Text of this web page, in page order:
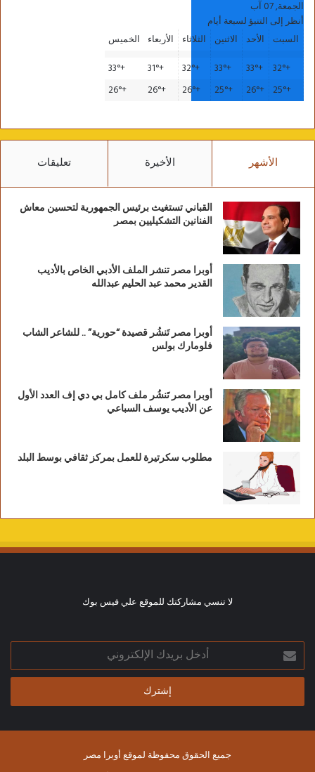
الجمعة, 07 آب
أنظر إلى التنبؤ لسبعة أيام
السبت
الأحد الاثنين الثلاثاء الأربعاء
الخميس
+
32°
+
33°
+
33°
+
32°
+
31°
+
33°
+
25°
+
26°
+
25°
+
26°
+
26°
+
26°
الأشهر الأخيرة تعليقات
القباني تستغيث برئيس الجمهورية لتحسين معاش
الفنانين التشكيليين بمصر
أوبرا مصر تنشر الملف الأدبي الخاص بالأديب
القدير محمد عبد الحليم عبدالله
أوبرا مصر تَنشُر قصيدة “حورية” .. للشاعر الشاب
فلومارك بولس
أوبرا مصر تَنشُر ملف كامل بي دي إف العدد الأول
عن الأديب يوسف السباعي
مطلوب سكرتيرة للعمل بمركز ثقافي بوسط البلد
لا تنسي مشاركتك للموقع علي فيس بوك
أدخل
بريدك
الإلكتروني
جميع الحقوق محفوظة لموقع أوبرا مصر